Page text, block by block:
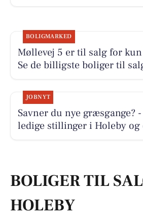
BOLIGMARKED
Møllevej 5 er til salg for
Se de billigste boliger til
JOBNYT
Savner du nye græsgange?
ledige stillinger i Holeby og
BOLIGER TIL
HOLEBY